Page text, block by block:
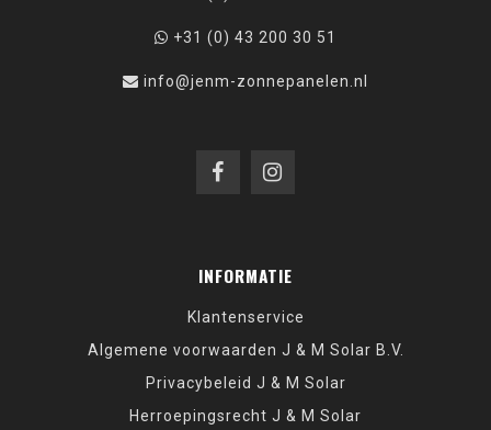
+31 (0) 43 200 30 51
info@jenm-zonnepanelen.nl
INFORMATIE
Klantenservice
Algemene voorwaarden J & M Solar B.V.
Privacybeleid J & M Solar
Herroepingsrecht J & M Solar